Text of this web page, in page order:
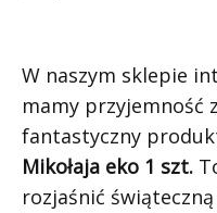
W naszym sklepie
mamy przyjemność
fantastyczny
Mikołaja eko 1 szt.
rozjaśnić